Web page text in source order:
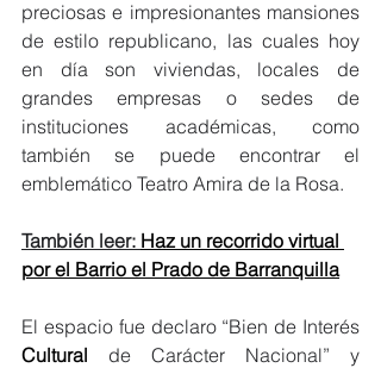
preciosas e impresionantes mansiones
de estilo republicano, las cuales hoy
en día son viviendas, locales de
grandes empresas o sedes de
instituciones académicas, como
también se puede encontrar el
emblemático Teatro Amira de la Rosa.
También leer: Haz un recorrido virtual
por el Barrio el Prado de Barranquilla
Cultural